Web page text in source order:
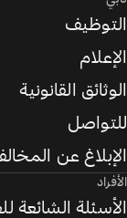
التوظيف
الإعلام
الوثائق القانونية
للتواصل
الإبلاغ عن
الأفراد
الأسئلة الشائعة